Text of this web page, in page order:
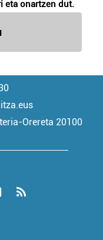
eta onartzen dut.
Orereta 20100